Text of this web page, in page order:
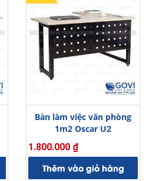
Bàn làm việc văn phòng
1m2 Oscar U2
1.800.000 ₫
Thêm vào giỏ hàng